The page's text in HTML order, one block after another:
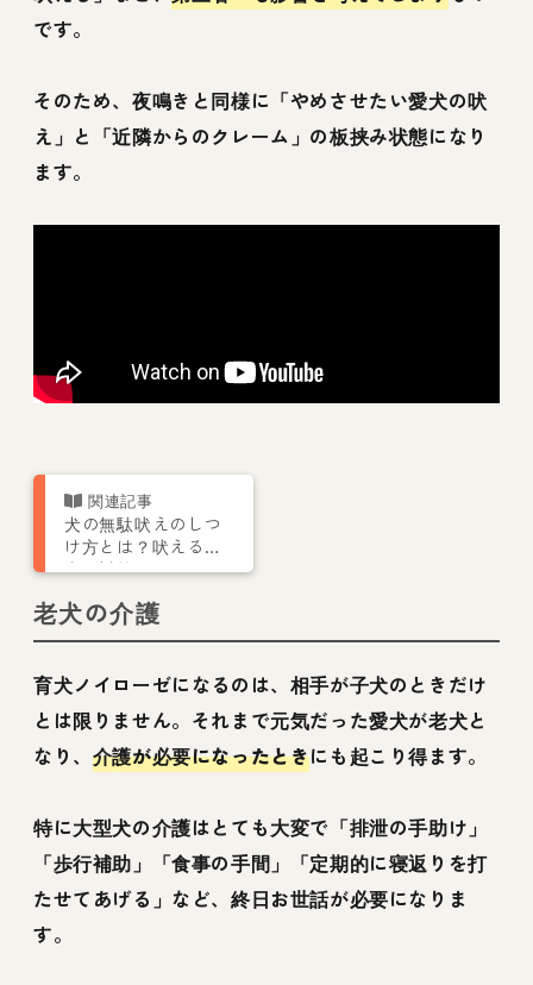
です。
そのため、夜鳴きと同様に「やめさせたい愛犬の吠
え」と「近隣からのクレーム」の板挟み状態になり
ます。
犬の無駄吠えのしつ
け方とは？吠える理
由や対策についてト
老犬の介護
育犬ノイローゼになるのは、相手が子犬のときだけ
とは限りません。それまで元気だった愛犬が老犬と
なり、 介護が必要になったときにも起こり得ます。
特に大型犬の介護はとても大変で「排泄の手助け」
「歩行補助」「食事の手間」「定期的に寝返りを打
たせてあげる」など、終日お世話が必要になりま
す。